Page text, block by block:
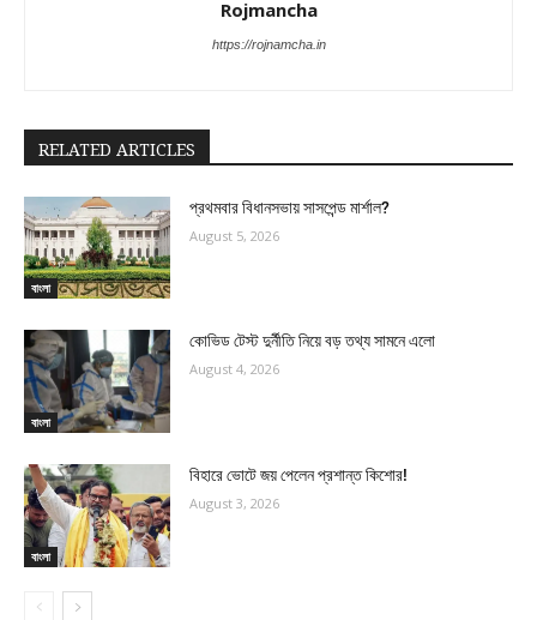
Rojmancha
https://rojnamcha.in
RELATED ARTICLES
বাংলা
প্রথমবার বিধানসভায় সাসপেন্ড মার্শাল?
August 5, 2026
বাংলা
কোভিড টেস্ট দুর্নীতি নিয়ে বড় তথ্য সামনে এলো
August 4, 2026
বাংলা
বিহারে ভোটে জয় পেলেন প্রশান্ত কিশোর!
August 3, 2026